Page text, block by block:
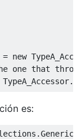
= new
that
TypeA_Accessor.
es:
.Generic